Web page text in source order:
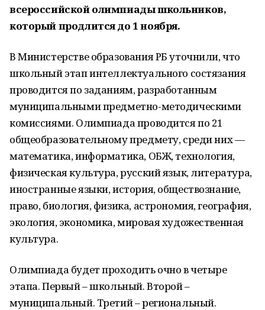
всероссийской олимпиады школьников,
который продлится до 1 ноября.
В Министерстве образования РБ уточнили, что
школьный этап интеллектуального состязания
проводится по заданиям, разработанным
муниципальными предметно-методическими
комиссиями. Олимпиада проводится по 21
общеобразовательному предмету, среди них —
математика, информатика, ОБЖ, технология,
физическая культура, русский язык, литература,
иностранные языки, история, обществознание,
право, биология, физика, астрономия, география,
экология, экономика, мировая художественная
культура.
Олимпиада будет проходить очно в четыре
этапа. Первый – школьный. Второй –
муниципальный. Третий – региональный.